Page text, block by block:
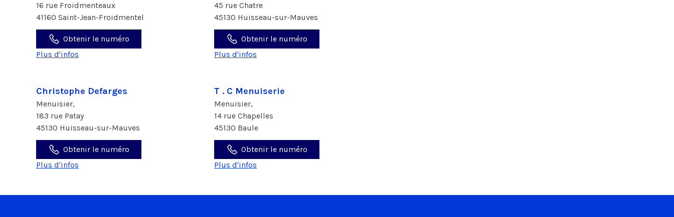
16 rue Froidmenteaux
41160 Saint-Jean-Froidmentel
Obtenir le numéro
Plus d'infos
45 rue Chatre
45130 Huisseau-sur-Mauves
Obtenir le numéro
Plus d'infos
Christophe Defarges
Menuisier,
183 rue Patay
45130 Huisseau-sur-Mauves
Obtenir le numéro
Plus d'infos
T . C Menuiserie
Menuisier,
14 rue Chapelles
45130 Baule
Obtenir le numéro
Plus d'infos